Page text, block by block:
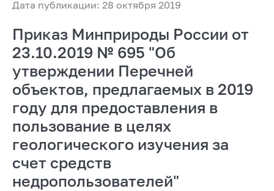
Дата публикации: 28 октября 2019
Приказ Минприроды России от
23.10.2019 № 695 "Об
утверждении Перечней
объектов, предлагаемых в 2019
году для предоставления в
пользование в целях
геологического изучения за
счет средств
недропользователей"